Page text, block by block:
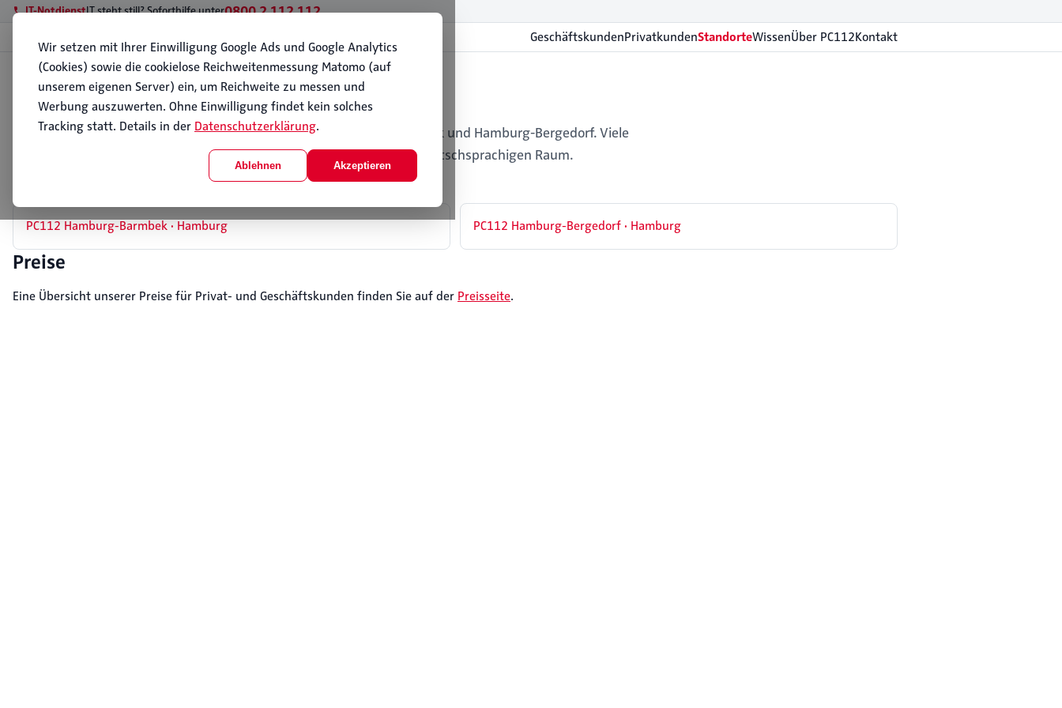
IT-NotdienstIT steht still? Soforthilfe unter0800 2 112 112
GeschäftskundenPrivatkundenStandorteWissenÜber PC112Kontakt
Standorte
Standorte
PC112 ist in Hamburg an zwei Standorten vertreten: Hamburg-Barmbek und Hamburg-Bergedorf. Viele
Leistungen erbringen wir zusätzlich per Fernwartung im gesamten deutschsprachigen Raum.
PC112 Hamburg-Barmbek · Hamburg PC112 Hamburg-Bergedorf · Hamburg
Preise
Eine Übersicht unserer Preise für Privat- und Geschäftskunden finden Sie auf der Preisseite.
Wir setzen mit Ihrer Einwilligung Google Ads und Google Analytics
(Cookies) sowie die cookielose Reichweitenmessung Matomo (auf
unserem eigenen Server) ein, um Reichweite zu messen und
Werbung auszuwerten. Ohne Einwilligung findet kein solches
Tracking statt. Details in der Datenschutzerklärung.
Ablehnen Akzeptieren